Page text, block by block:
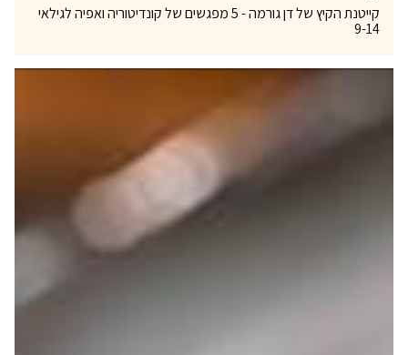
קייטנת הקיץ של דן גורמה - 5 מפגשים של קונדיטוריה ואפיה לגילאי
9-14